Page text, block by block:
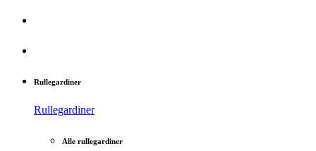
Rullegardiner
Rullegardiner
Alle rullegardiner